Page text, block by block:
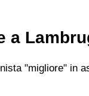
a
"migliore" in